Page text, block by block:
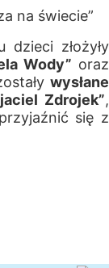
na świecie”
dzieci złożyły
Wody” oraz
wysłane
Zdrojek”,
się z